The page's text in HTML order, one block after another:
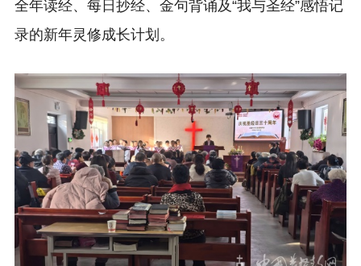
全年读经、每日抄经、金句背诵及“我与圣经”感悟记
录的新年灵修成长计划。